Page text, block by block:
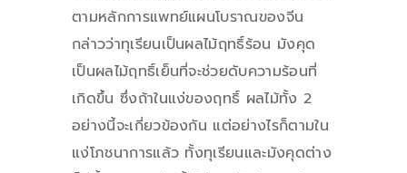
ตามหลักการแพทย์แผนโบราณของจีน
กล่าวว่าทุเรียนเป็นผลไม้ฤทธิ์ร้อน มังคุด
เป็นผลไม้ฤทธิ์เย็นที่จะช่วยดับความร้อนที่
เกิดขึ้น ซึ่งถ้าในแง่ของฤทธิ์ ผลไม้ทั้ง 2
อย่างนี้จะเกี่ยวข้องกัน แต่อย่างไรก็ตามใน
แง่โภชนาการแล้ว ทั้งทุเรียนและมังคุดต่าง